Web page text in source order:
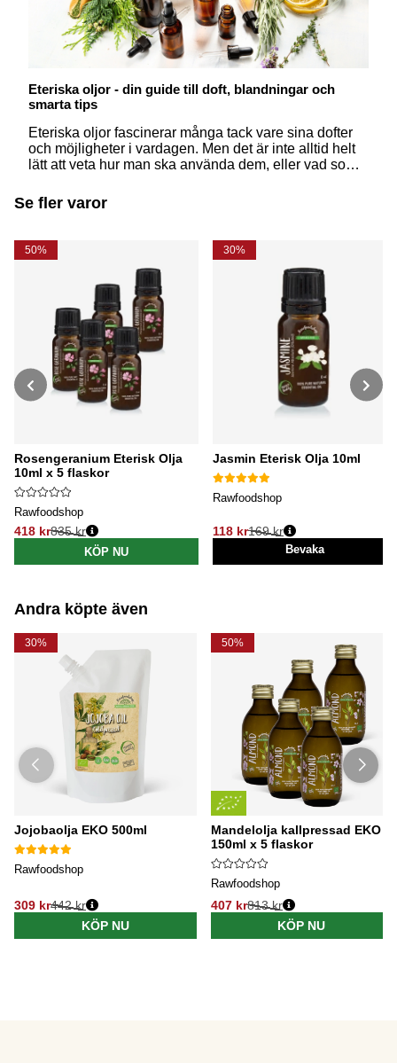
Eteriska oljor - din guide till doft, blandningar och
smarta tips
Eteriska oljor fascinerar många tack vare sina dofter
och möjligheter i vardagen. Men det är inte alltid helt
lätt att veta hur man ska använda dem, eller vad som
av de vanligaste frågorna – på ett enkelt och
inspirerande sätt.
Se fler varor
50%
Rosengeranium Eterisk Olja
10ml x 5 flaskor
Rawfoodshop
418 kr
Ordinarie pris:
835 kr
KÖP NU
30%
Jasmin Eterisk Olja 10ml
Rawfoodshop
118 kr
Ordinarie pris:
169 kr
Bevaka
Andra köpte även
30%
Jojobaolja EKO 500ml
Rawfoodshop
309 kr442 kr
KÖP NU
50%
Mandelolja kallpressad EKO
150ml x 5 flaskor
Rawfoodshop
407 kr813 kr
KÖP NU